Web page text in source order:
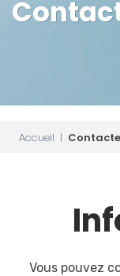
Accueil |
Vous pouvez